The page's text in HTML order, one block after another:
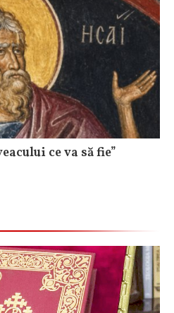
ce va să fie”